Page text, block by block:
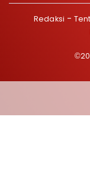
Redaksi